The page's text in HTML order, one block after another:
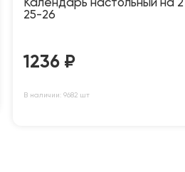
Календарь настольный на
25-26
1236 ₽
В наличии: 9682 шт